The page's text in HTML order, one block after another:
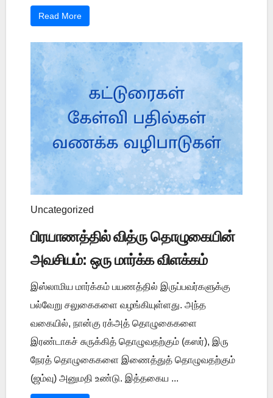
Read More
Uncategorized
பிரயாணத்தில் வித்ரு தொழுகையின்
அவசியம்: ஒரு மார்க்க விளக்கம்
இஸ்லாமிய மார்க்கம் பயணத்தில் இருப்பவர்களுக்கு
பல்வேறு சலுகைகளை வழங்கியுள்ளது. அந்த
வகையில், நான்கு ரக்அத் தொழுகைகளை
இரண்டாகச் சுருக்கித் தொழுவதற்கும் (கஸர்), இரு
நேரத் தொழுகைகளை இணைத்துத் தொழுவதற்கும்
(ஜம்வு) அனுமதி உண்டு. இத்தகைய ...